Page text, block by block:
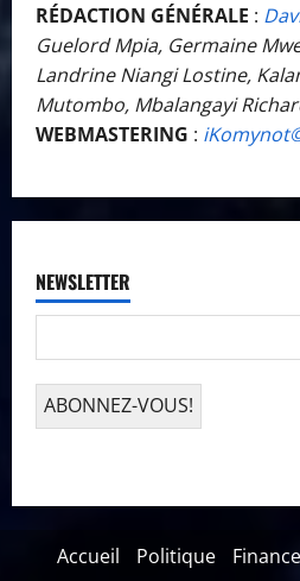
RÉDACTION GÉNÉRALE :
Guelord Mpia, Germaine
Landrine Niangi Lostine,
Mutombo, Mbalangayi
WEBMASTERING :
NEWSLETTER
Accueil Politique